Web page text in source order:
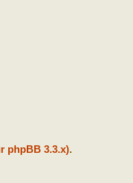
phpBB 3.3.x).